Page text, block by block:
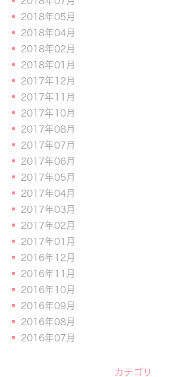
2018年05月
2018年04月
2018年02月
2018年01月
2017年12月
2017年11月
2017年10月
2017年08月
2017年07月
2017年06月
2017年05月
2017年04月
2017年03月
2017年02月
2017年01月
2016年12月
2016年11月
2016年10月
2016年09月
2016年08月
2016年07月
カテゴリ